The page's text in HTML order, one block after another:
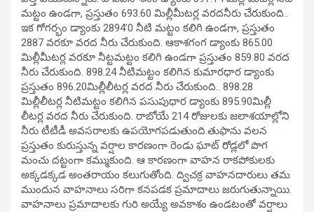
మట్టం ఉండగా, ప్రస్తుతం 693.60 మిల్లీమీటర్ల వరదనీరు చేరుకుంది..‌
ఇక గోగర్భం డ్యాంకు 2894’0 నీటి మట్టం కలిగి ఉండగా, ప్రస్తుతం
2887 వరకూ వరద నీరు చేరుకుంది. ఆకాశగంగ డ్యాంకు 865.00
మిల్లీమీటర్ల వరకూ నీట్టమట్టం కలిగి ఉండగా ప్రస్తుతం 859.80 వరద
నీరు చేరుకుంది. 898.24 నీటిమట్టం కలిగిన కుమారధార డ్యాంకు
ప్రస్తుతం 896.20‌మిల్లీ‌లీటర్ల వరద నీరు చేరుకుంది.. 898.28
మిల్లీ‌‌లీటర్ల నీటిమట్టం కలిగిన పసుపుధార డ్యాంకు 895.90‌మిల్లీ
లీటర్ల వరద నీరు చేరుకుంది. రాబోయే 214 రోజులకు జలాశయాల్లోని
నీరు టీటీడీ అవసరాలకు ఉపయోగపడుతుంది.తుఫాను వలన
ప్రస్తుతం కురుస్తున్న వర్షాల కారణంగా రెండు ఘాట్ రోడ్లలో పొగ
మంచు దట్టంగా కమ్ముకుంది. ఆ కారణంగా వాహన రాకపోకులకు
అక్కడక్కడ అంతరాయం కలుగుతోంది. ద్విచక్ర వాహనదారులు తమ
ముందున వాహనాలు సరిగా కనపడక ప్రమాదాలు జరుగుతున్నాయి.
వాహనాలు ప్రమాదాలకు గురి అయ్యే అవకాశం ఉండటంతో వర్షాలు